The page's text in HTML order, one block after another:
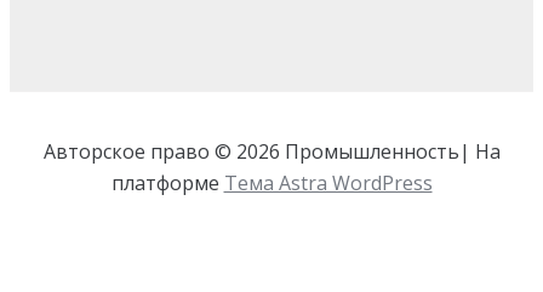
Авторское право © 2026 Промышленность| На
платформе Тема Astra WordPress